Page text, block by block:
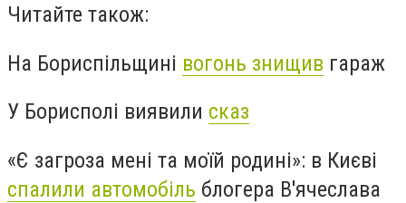
Читайте також:
На Бориспільщині вогонь знищив гараж
У Борисполі виявили сказ
«Є загроза мені та моїй родині»: в Києві
спалили автомобіль блогера В'ячеслава